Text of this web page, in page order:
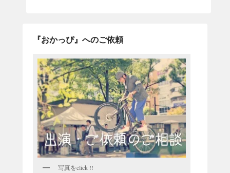
『おかっぴ』へのご依頼
写真をclick !!